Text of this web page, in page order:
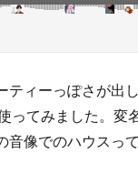
ティーっぽさが出
ってみました。変
音像でのハウスっ